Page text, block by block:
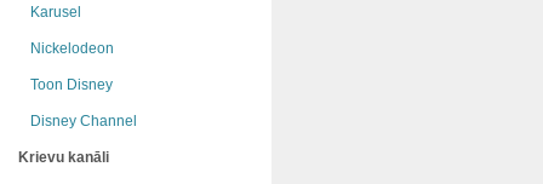
Karusel
Nickelodeon
Toon Disney
Disney Channel
Krievu kanāli